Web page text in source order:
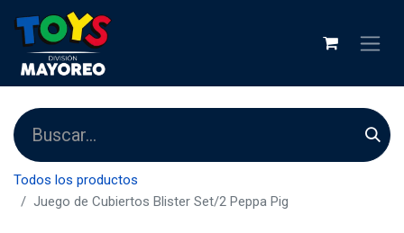
Todos los productos
Juego de Cubiertos Blister Set/2 Peppa Pig